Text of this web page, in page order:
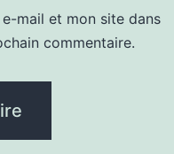
mail et mon site dans
commentaire.